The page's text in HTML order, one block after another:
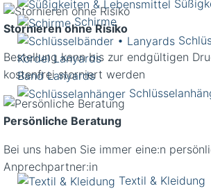
Schirme
Kordel Lanyards
Band Lanyards
Textil & Kleidung
Stornieren ohne Risiko
Bestellung kann bis zur endgültigen
kostenfrei storniert werden
Persönliche Beratung
Bei uns haben Sie immer eine:n
Anprechpartner:in